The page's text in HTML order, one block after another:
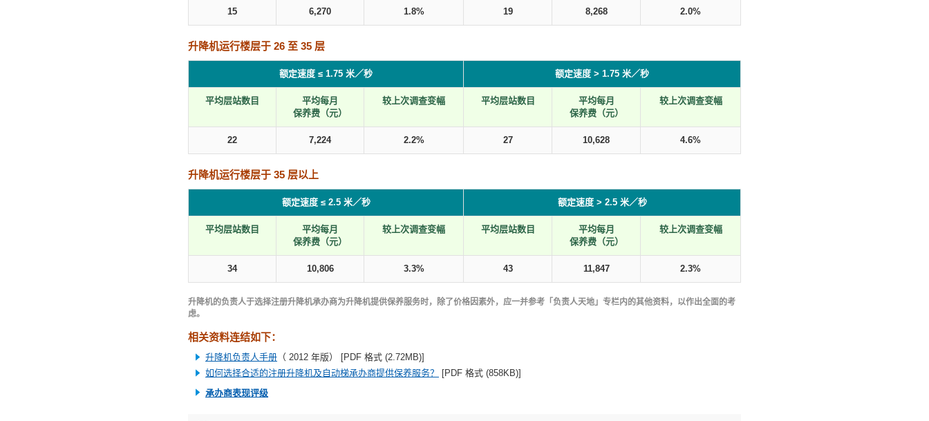
15 6,270 1.8% 19 8,268 2.0%
升降机运行楼层于 26 至 35 层
额定速度 ≤ 1.75 米／秒 额定速度 > 1.75 米／秒
平均层站数目
平均每月
保养费（元）
较上次调查变幅 平均层站数目
平均每月
保养费（元）
较上次调查变幅
22 7,224 2.2% 27 10,628 4.6%
升降机运行楼层于 35 层以上
额定速度 ≤ 2.5 米／秒 额定速度 > 2.5 米／秒
平均层站数目
平均每月
保养费（元）
较上次调查变幅 平均层站数目
平均每月
保养费（元）
较上次调查变幅
34 10,806 3.3% 43 11,847 2.3%
升降机的负责人于选择注册升降机承办商为升降机提供保养服务时，除了价格因素外，应一并参考「负责人天地」专栏内的其他资料，以作出全面的考
虑。
相关资料连结如下：
升降机负责人手册 （ 2012 年版） [PDF 格式 (2.72MB)]
如何选择合适的注册升降机及自动梯承办商提供保养服务？
[PDF 格式 (858KB)]
承办商表现评级